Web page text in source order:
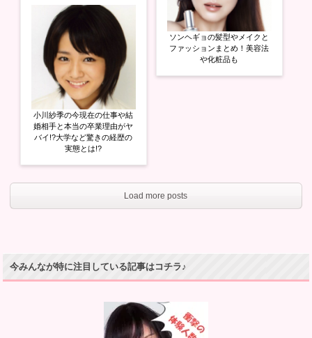
小川紗季の今現在の仕事や結
婚相手と本当の卒業理由がヤ
バイ!?大学など驚きの経歴の
実態とは!?
ソンヘギョの髪型やメイクと
ファッションまとめ！美容法
や化粧品も
Load more posts
今みんなが特に注目している記事はコチラ♪